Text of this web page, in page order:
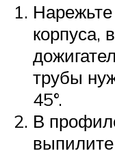
Нарежьте
корпуса,
трубы
45°.
В